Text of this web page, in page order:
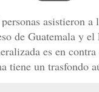
asistieron a
de Guatemala y
es en
tiene un trasfondo